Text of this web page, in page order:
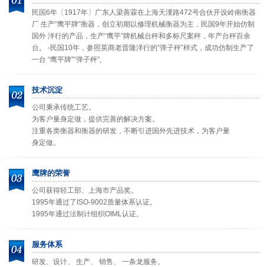
民国6年〔1917年〕广东人梁善霖在上海天潼路472号合伙开设岭南衡器
厂 生产“鹰平牌”衡器，创立初期以修理机械衡器为主，民国9年开始仿制
国外 洋行的产品，生产“鹰平”牌机械台秤和多标尺案秤，年产台秤百余
台。 -民国10年，参照英商老晋隆洋行的“弹子秤”样式，成功仿制生产了
一台 “鹰平牌”“弹子秤”,
技术沉淀
公司秉承传统工艺。
为客户量身定做，提供完善的解决方案。
注重各类衡器和衡器的研发，不断引进国外先进技术，为客户量
身定做。
鹰牌的荣誉
公司获得轻工部、上海市产品奖。
1995年通过了ISO-9002质量体系认证。
1995年通过法制计组织OIML认证。
服务体系
研发、设计、 生产、 销售、 一条龙服务。